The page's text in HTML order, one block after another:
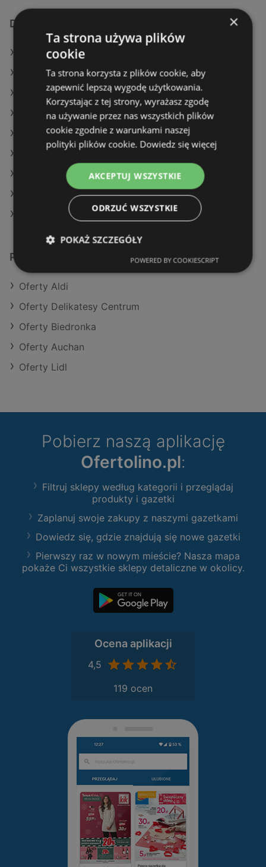
Dodatkowe łącza
Oferty POLOmarket
Oferty Kaufland
Oferty Carrefour
Aktualne gazetki Dealz
Aktualne gazetki Biedronka
Aktualne gazetki Dino
Aktualne gazetki Żabka
Aktualne gazetki Action
Sklepy POLOmarket w Dziwnów
Podobne sklepy detaliczne
Oferty Aldi
Oferty Delikatesy Centrum
Oferty Biedronka
Oferty Auchan
Oferty Lidl
Pobierz naszą aplikację
Ofertolino.pl:
Filtruj sklepy według kategorii i przeglądaj
produkty i gazetki
Zaplanuj swoje zakupy z naszymi gazetkami
Dowiedz się, gdzie znajdują się nowe gazetki
Pierwszy raz w nowym mieście? Nasza mapa
pokaże Ci wszystkie sklepy detaliczne w okolicy.
Ocena aplikacji
4,5
119 ocen
×
Ta strona używa plików
cookie
Ta strona korzysta z plików cookie, aby
zapewnić lepszą wygodę użytkowania.
Korzystając z tej strony, wyrażasz zgodę
na używanie przez nas wszystkich plików
cookie zgodnie z warunkami naszej
polityki plików cookie. Dowiedz się więcej
AKCEPTUJ WSZYSTKIE
ODRZUĆ WSZYSTKIE
POKAŻ SZCZEGÓŁY
POWERED BY COOKIESCRIPT